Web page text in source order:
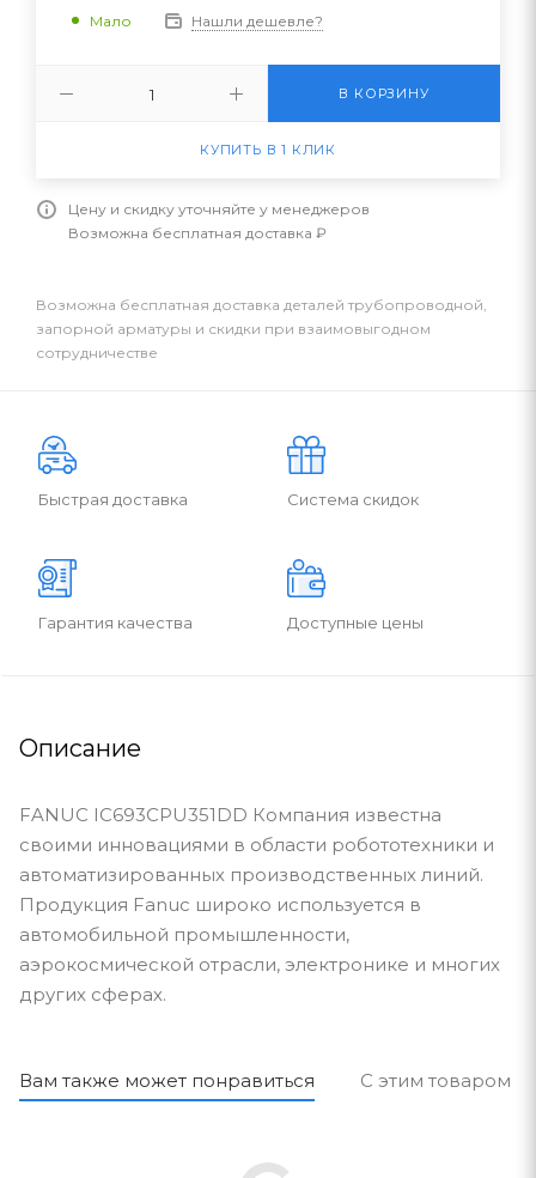
Мало Нашли дешевле?
В КОРЗИНУ
КУПИТЬ В 1 КЛИК
Цену и скидку уточняйте у менеджеров
Возможна бесплатная доставка ₽
Возможна бесплатная доставка деталей трубопроводной,
запорной арматуры и скидки при взаимовыгодном
сотрудничестве
Быстрая доставка Система скидок
Гарантия качества Доступные цены
Описание
FANUC IC693CPU351DD Компания известна
своими инновациями в области робототехники и
автоматизированных производственных линий.
Продукция Fanuc широко используется в
автомобильной промышленности,
аэрокосмической отрасли, электронике и многих
других сферах.
Вам также может понравиться С этим товаром